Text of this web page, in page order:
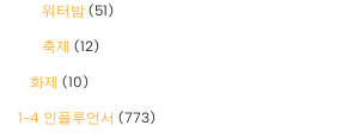
워터밤 (51)
축제 (12)
화제 (10)
1-4 인플루언서 (773)